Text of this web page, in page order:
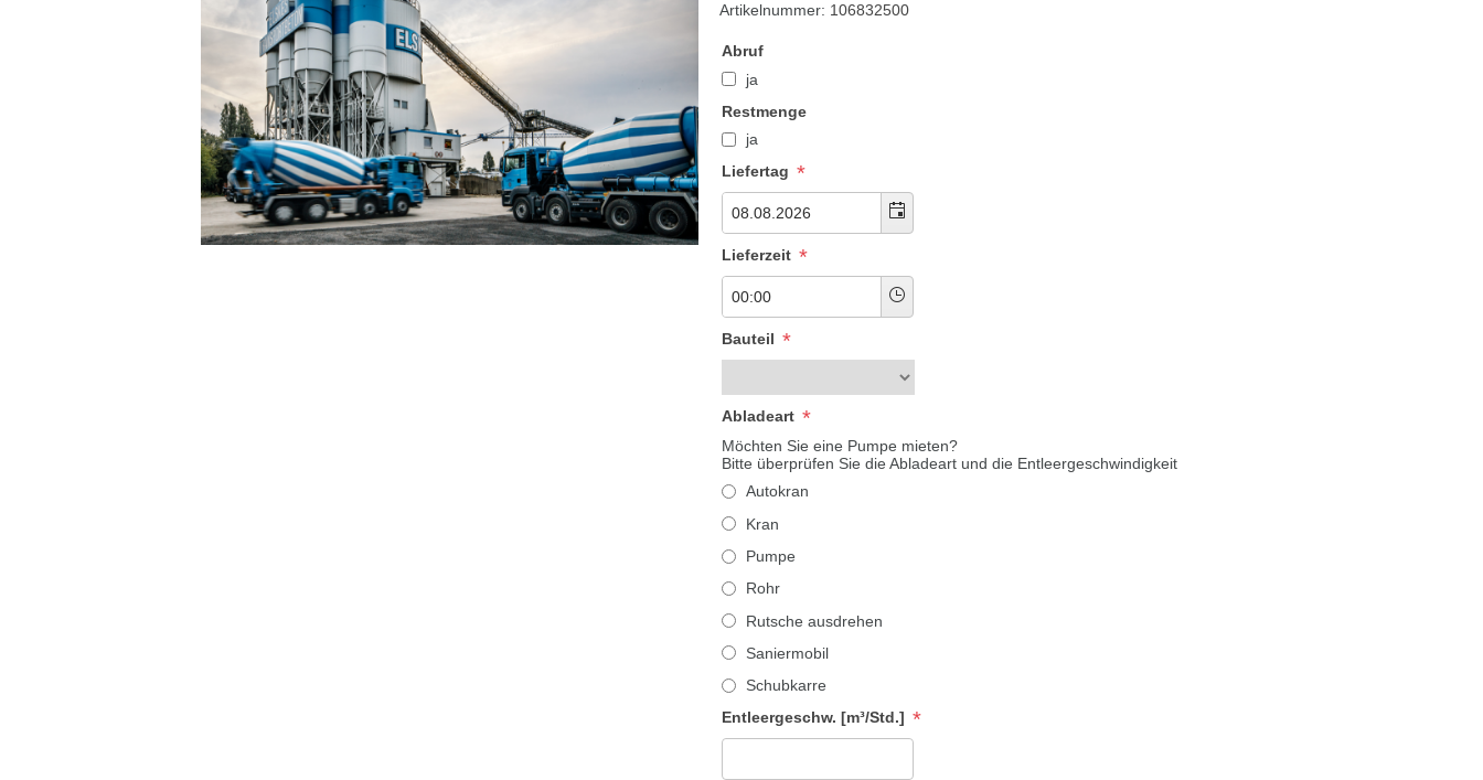
Artikelnummer: 106832500
Abruf
ja
Restmenge
ja
Liefertag *
Lieferzeit *
Bauteil *
Abladeart *
Möchten Sie eine Pumpe mieten?
Bitte überprüfen Sie die Abladeart und die Entleergeschwindigkeit
Autokran
Kran
Pumpe
Rohr
Rutsche ausdrehen
Saniermobil
Schubkarre
Entleergeschw. [m³/Std.] *